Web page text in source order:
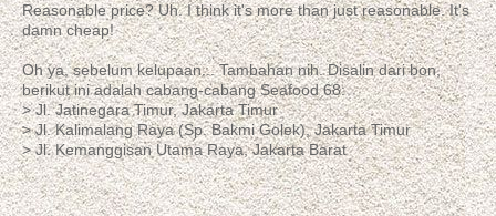
Reasonable price? Uh. I think it's more than just reasonable. It's
damn cheap!
Oh ya, sebelum kelupaan... Tambahan nih. Disalin dari bon,
berikut ini adalah cabang-cabang Seafood 68:
> Jl. Jatinegara Timur, Jakarta Timur
> Jl. Kalimalang Raya (Sp. Bakmi Golek), Jakarta Timur
> Jl. Kemanggisan Utama Raya, Jakarta Barat